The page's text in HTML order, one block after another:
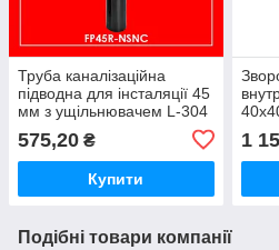
Труба каналізаційна
підводна для інсталяції 45
мм з ущільнювачем L-304
McALPINE
575,20 ₴
Купити
1
Подібні товари компанії